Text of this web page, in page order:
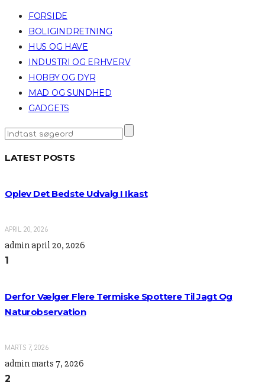
FORSIDE
BOLIGINDRETNING
HUS OG HAVE
INDUSTRI OG ERHVERV
HOBBY OG DYR
MAD OG SUNDHED
GADGETS
LATEST POSTS
Oplev Det Bedste Udvalg I Ikast
APRIL 20, 2026
adminapril 20, 2026
1
Derfor Vælger Flere Termiske Spottere Til Jagt Og
Naturobservation
MARTS 7, 2026
admin marts 7, 2026
2